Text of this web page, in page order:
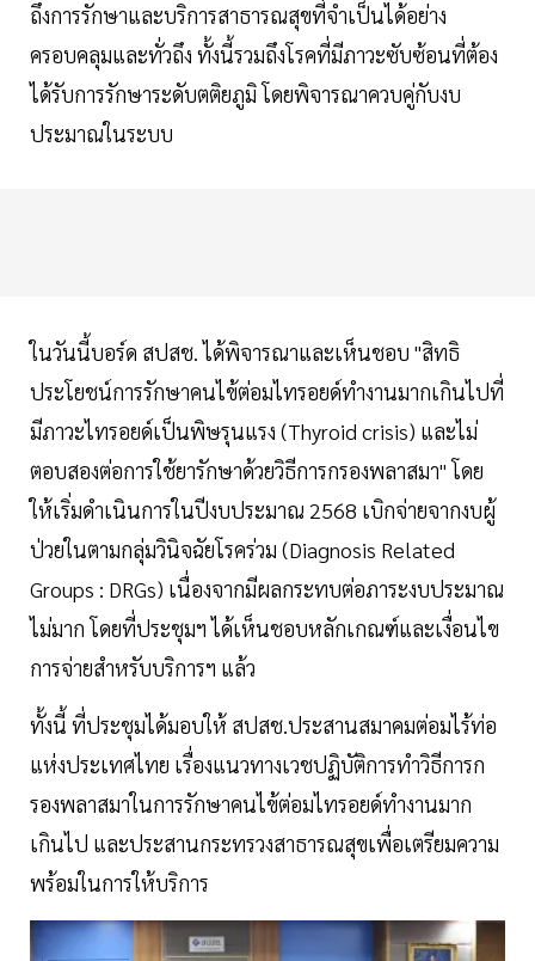
ถึงการรักษาและบริการสาธารณสุขที่จำเป็นได้อย่าง
ครอบคลุมและทั่วถึง ทั้งนี้รวมถึงโรคที่มีภาวะซับซ้อนที่ต้อง
ได้รับการรักษาระดับตติยภูมิ โดยพิจารณาควบคู่กับงบ
ประมาณในระบบ
ในวันนี้บอร์ด สปสช. ได้พิจารณาและเห็นชอบ "สิทธิ
ประโยชน์การรักษาคนไข้ต่อมไทรอยด์ทำงานมากเกินไปที่
มีภาวะไทรอยด์เป็นพิษรุนแรง (Thyroid crisis) และไม่
ตอบสองต่อการใช้ยารักษาด้วยวิธีการกรองพลาสมา" โดย
ให้เริ่มดำเนินการในปีงบประมาณ 2568 เบิกจ่ายจากงบผู้
ป่วยในตามกลุ่มวินิจฉัยโรคร่วม (Diagnosis Related
Groups : DRGs) เนื่องจากมีผลกระทบต่อภาระงบประมาณ
ไม่มาก โดยที่ประชุมฯ ได้เห็นชอบหลักเกณฑ์และเงื่อนไข
การจ่ายสำหรับบริการฯ แล้ว
ทั้งนี้ ที่ประชุมได้มอบให้ สปสช.ประสานสมาคมต่อมไร้ท่อ
แห่งประเทศไทย เรื่องแนวทางเวชปฏิบัติการทำวิธีการก
รองพลาสมาในการรักษาคนไข้ต่อมไทรอยด์ทำงานมาก
เกินไป และประสานกระทรวงสาธารณสุขเพื่อเตรียมความ
พร้อมในการให้บริการ